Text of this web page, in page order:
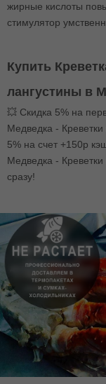
жирные кислоты
стимулятор
Купить
лангустины в
💥 Скидка 5% на
Медведка - Креветки
5% на счет +150р
Медведка - Креветки
сразу!